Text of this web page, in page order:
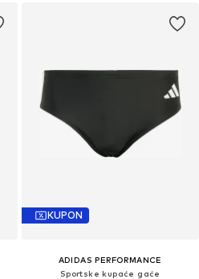
KUPON
ADIDAS PERFORMANCE
Sportske kupaće gaće